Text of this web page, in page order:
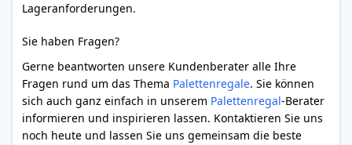
Lageranforderungen.
Sie haben Fragen?
Gerne beantworten unsere Kundenberater alle Ihre
Fragen rund um das Thema Palettenregale. Sie können
sich auch ganz einfach in unserem Palettenregal-Berater
informieren und inspirieren lassen. Kontaktieren Sie uns
noch heute und lassen Sie uns gemeinsam die beste